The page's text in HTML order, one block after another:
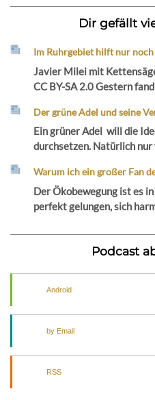
Dir gefällt
Im Ruhrgebiet hilft nur noch
Javier Milei mit
CC BY-SA 2.0 Gestern
Der grüne Adel und seine
Ein grüner Adel will die
durchsetzen. Natürlich nur
Warum ich ein großer Fan
Der Ökobewegung ist es
perfekt gelungen, sich
Podcast
Android
by Email
RSS